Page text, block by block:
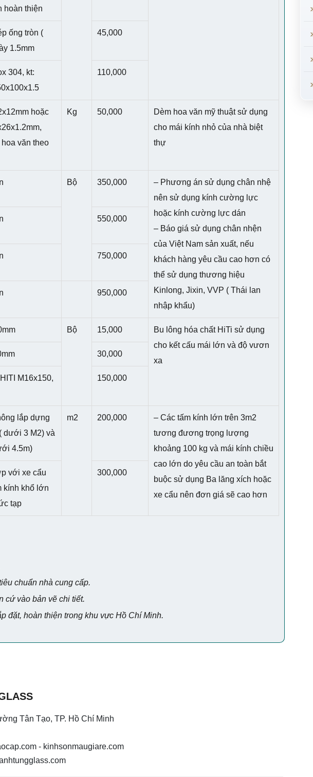
hoàn thiện
ống tròn (
1.5mm
45,000
304, kt:
110,000
hoặc
văn theo
Kg 50,000
Dèm hoa văn mỹ thuật sử dụng
cho mái kính nhỏ của nhà biệt
thự
Bộ 350,000
– Phương án sử dụng chân nhệ
nên sử dụng kính cường lực
hoặc kính cường lực dán
– Báo giá sử dụng chân nhện
của Việt Nam sản xuất, nếu
khách hàng yêu cầu cao hơn có
thể sử dụng thương hiệu
Kinlong, Jixin, VVP ( Thái lan
nhập khẩu)
550,000
750,000
950,000
Bộ 15,000
Bu lông hóa chất HiTi sử dụng
cho kết cấu mái lớn và độ vươn
xa
30,000
M16x150,
150,000
lắp dựng
dưới 3 M2) và
4.5m)
m2 200,000
– Các tấm kính lớn trên 3m2
tương đương trọng lượng
khoảng 100 kg và mái kính chiều
cao lớn do yêu cầu an toàn bắt
buộc sử dụng Ba lăng xích hoặc
xe cẩu nên đơn giá sẽ cao hơn
với xe cẩu
kính khổ lớn
tạp
300,000
chuẩn nhà cung cấp.
cứ vào bản vẽ chi tiết.
đặt, hoàn thiện trong khu vực Hồ Chí Minh.
Tân Tạo, TP. Hồ Chí Minh
- kinhsonmaugiare.com